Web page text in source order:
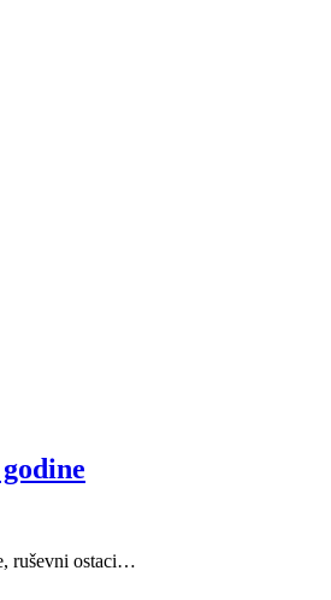
ruševni ostaci…